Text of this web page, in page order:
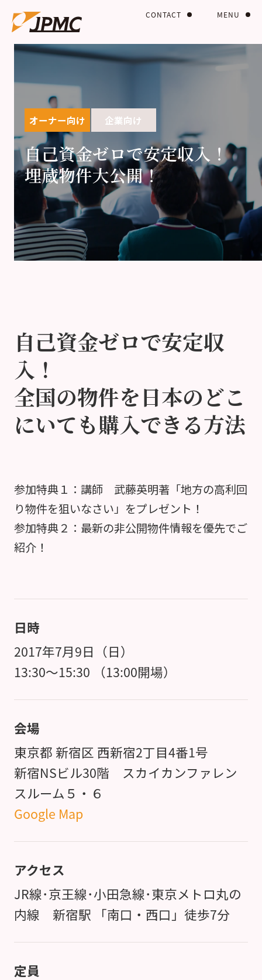
MENU
CONTACT
オーナー向け 企業向け
自己資金ゼロで安定収入！
埋蔵物件大公開！
自己資金ゼロで安定収
入！
全国の物件を日本のどこ
にいても購入できる方法
参加特典１：講師 武藤英明著「地方の高利回
り物件を狙いなさい」をプレゼント！
参加特典２：最新の非公開物件情報を優先でご
紹介！
日時
2017年7月9日（日）
13:30～15:30 （13:00開場）
会場
東京都 新宿区 西新宿2丁目4番1号
新宿NSビル30階 スカイカンファレン
スルーム５・６
Google Map
アクセス
JR線･京王線･小田急線･東京メトロ丸の
内線 新宿駅 「南口・西口」徒歩7分
定員